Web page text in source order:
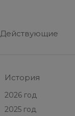
Действующие
История
2026 год
2025 год